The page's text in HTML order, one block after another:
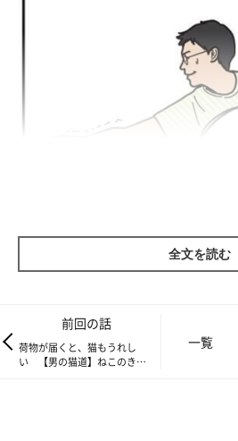
全文を読む
前回の話
荷物が届くと、猫もうれし
い 【男の猫道】ねこのきも
一覧